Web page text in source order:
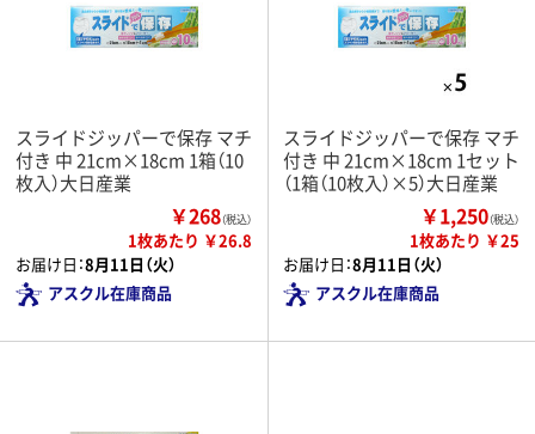
スライドジッパーで保存 マチ
付き 中 21cm×18cm 1箱（10
枚入）大日産業
￥268（税込）
1枚あたり ￥26.8
お届け日：8月11日（火）
アスクル在庫商品
スライドジッパーで保存 マチ
付き 中 21cm×18cm 1セット
（1箱（10枚入）×5）大日産業
￥1,250（税込）
1枚あたり ￥25
お届け日：8月11日（火）
アスクル在庫商品